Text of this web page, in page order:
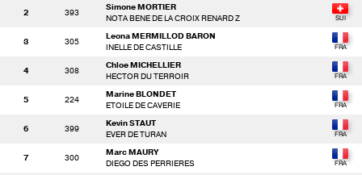
2 393
Simone MORTIER
NOTA BENE DE LA CROIX RENARD Z
3 305
Leona MERMILLOD BARON
INELLE DE CASTILLE
4 308
Chloe MICHELLIER
HECTOR DU TERROIR
5 224
Marine BLONDET
ETOILE DE CAVERIE
6 399
Kevin STAUT
EVER DE TURAN
7 300
Marc MAURY
DIEGO DES PERRIERES